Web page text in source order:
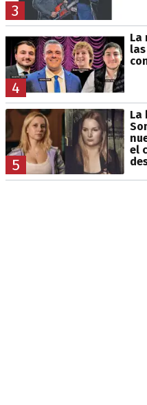
3
4
La
5
La
el